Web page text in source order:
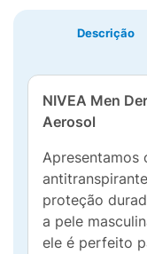
Descrição
NIVEA Men
Aerosol
Apresentamos
proteção
a pele
ele é perfeito